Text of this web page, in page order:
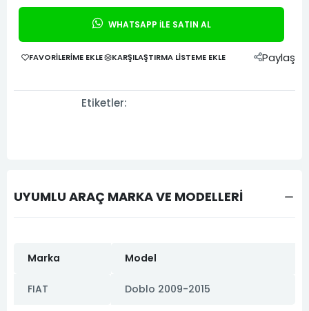
WHATSAPP İLE SATIN AL
FAVORILERIME EKLE KARŞILAŞTIRMA LISTEME EKLE Paylaş
Etiketler:
UYUMLU ARAÇ MARKA VE MODELLERİ
Marka Model
FIAT Doblo 2009-2015